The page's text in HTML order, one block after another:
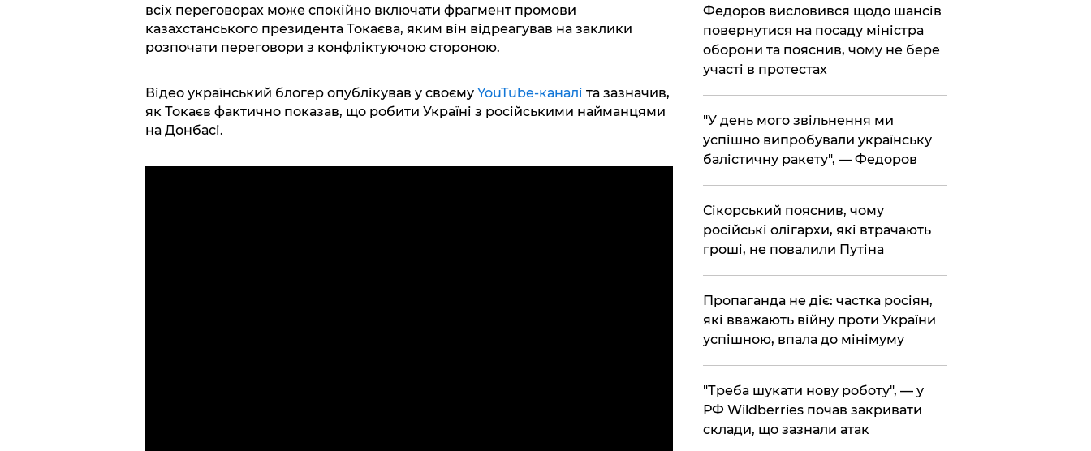
всіх переговорах може спокійно включати фрагмент промови
казахстанського президента Токаєва, яким він відреагував на заклики
розпочати переговори з конфліктуючою стороною.
Відео український блогер опублікував у своєму YouTube-каналі та зазначив,
як Токаєв фактично показав, що робити Україні з російськими найманцями
на Донбасі.
​Федоров висловився щодо шансів
повернутися на посаду міністра
оборони та пояснив, чому не бере
участі в протестах
​"У день мого звільнення ми
успішно випробували українську
балістичну ракету", — Федоров
​Сікорський пояснив, чому
російські олігархи, які втрачають
гроші, не повалили Путіна
​Пропаганда не діє: частка росіян,
які вважають війну проти України
успішною, впала до мінімуму
​"Треба шукати нову роботу", — у
РФ Wildberries почав закривати
склади, що зазнали атак